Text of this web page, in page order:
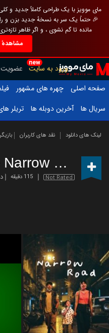
مای موویز با یک طراحی کاملاً جدید و
🎉 حتماً یک سر به نسخهٔ جدید بزن و
مانده تا گم نشوی ، و اگر ظاهر
new
ورود به سایت عضویت
صفحه اصلی
چهره های مشهور
سریال ها
آخرین دوبله ها تریلر
لینک های دانلود نقد های کاربران
The Narrow Road
Not Rated 115 دقیقه